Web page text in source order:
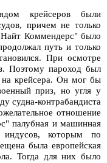
крейсеров были
причем не только
Коммендерс" было
путь и только
При осмотре
Поэтому пароход был
на крейсера. Он мог бы
приз, но угля у
судна-контрабандиста
отношение
палубная и машинная
которым по
была европейская
Тогда для них было